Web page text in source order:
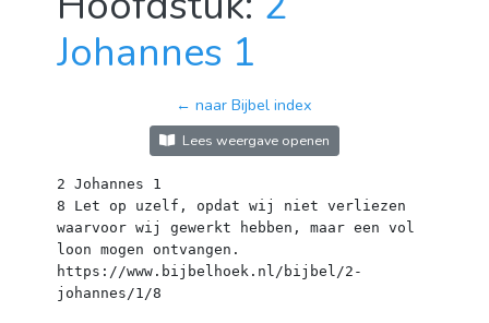
Johannes 1
← naar Bijbel index
Lees weergave openen
2 Johannes 1
8 Let op uzelf, opdat wij niet verliezen
waarvoor wij gewerkt hebben, maar een vol
loon mogen ontvangen.
https://www.bijbelhoek.nl/bijbel/2-